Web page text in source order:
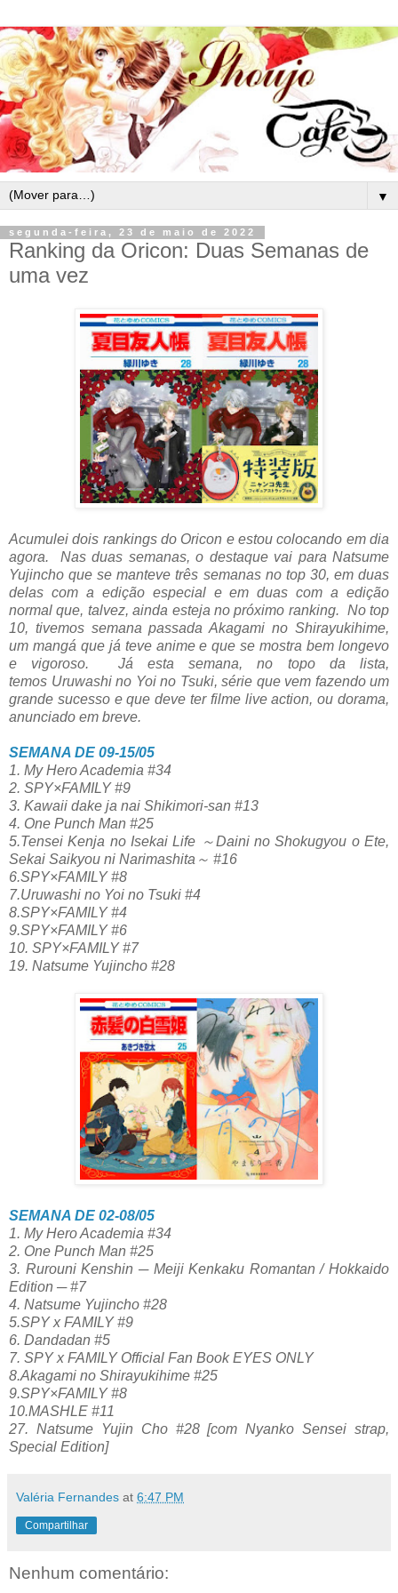
▼
segunda-feira, 23 de maio de 2022
Ranking da Oricon: Duas Semanas de
uma vez
Acumulei dois rankings do Oricon e estou colocando em dia
agora. Nas duas semanas, o destaque vai para Natsume
Yujincho que se manteve três semanas no top 30, em duas
delas com a edição especial e em duas com a edição
normal que, talvez, ainda esteja no próximo ranking. No top
10, tivemos semana passada Akagami no Shirayukihime,
um mangá que já teve anime e que se mostra bem longevo
e vigoroso. Já esta semana, no topo da lista,
temos Uruwashi no Yoi no Tsuki, série que vem fazendo um
grande sucesso e que deve ter filme live action, ou dorama,
anunciado em breve.
SEMANA DE 09-15/05
1. My Hero Academia #34
2. SPY×FAMILY #9
3. Kawaii dake ja nai Shikimori-san #13
4. One Punch Man #25
5.Tensei Kenja no Isekai Life ～Daini no Shokugyou o Ete,
Sekai Saikyou ni Narimashita～ #16
6.SPY×FAMILY #8
7.Uruwashi no Yoi no Tsuki #4
8.SPY×FAMILY #4
9.SPY×FAMILY #6
10. SPY×FAMILY #7
19. Natsume Yujincho #28
SEMANA DE 02-08/05
1. My Hero Academia #34
2. One Punch Man #25
3. Rurouni Kenshin ─ Meiji Kenkaku Romantan / Hokkaido
Edition ─ #7
4. Natsume Yujincho #28
5.SPY x FAMILY #9
6. Dandadan #5
7. SPY x FAMILY Official Fan Book EYES ONLY
8.Akagami no Shirayukihime #25
9.SPY×FAMILY #8
10.MASHLE #11
27. Natsume Yujin Cho #28 [com Nyanko Sensei strap,
Special Edition]
Valéria Fernandes at 6:47 PM
Compartilhar
Nenhum comentário: